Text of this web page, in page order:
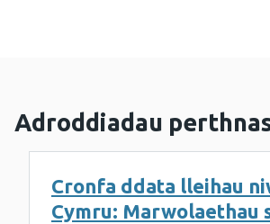
Adroddiadau
Cronfa ddata lleihau
Cymru: Marwolaethau